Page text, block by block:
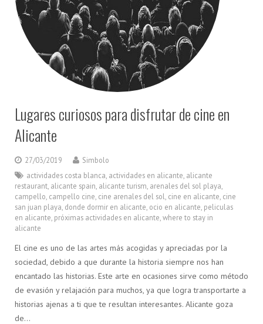
Lugares curiosos para disfrutar de cine en
Alicante
27/03/2019
Simbolo
actividades costa blanca actividades en alicante alicante
restaurant alicante spain alicante turism arenales del sol playa
campello campello cine cine arenales del sol cine en alicante cine
san juan playa donde dormir en alicante ocio en alicante peliculas
en alicante próximas actividades en alicante where to stay in
alicante
El cine es uno de las artes más acogidas y apreciadas por la
sociedad, debido a que durante la historia siempre nos han
encantado las historias. Este arte en ocasiones sirve como método
de evasión y relajación para muchos, ya que logra transportarte a
historias ajenas a ti que te resultan interesantes. Alicante goza
de…